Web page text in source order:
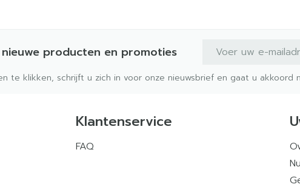
producten en promoties E-mail adres
te klikken, schrijft u zich in voor onze nieuwsbrief en gaat u akkoord
Klantenservice
FAQ